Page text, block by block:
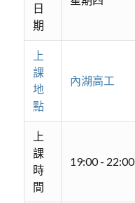
日
期
上
課
地
點
內湖高工
上
課
時
間
19:00 - 22:00